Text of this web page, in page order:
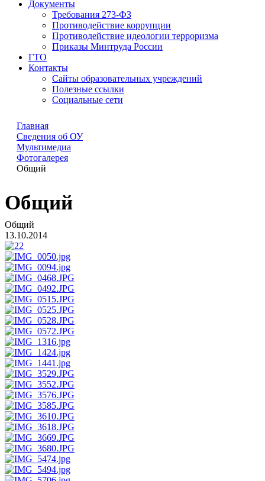
Документы
Требования 273-ФЗ
Противодействие коррупции
Противодействие идеологии терроризма
Приказы Минтруда России
ГТО
Контакты
Сайты образовательных учреждений
Полезные ссылки
Социальные сети
Главная
Сведения об ОУ
Мультимедиа
Фотогалерея
Общий
Общий
Общий
13.10.2014